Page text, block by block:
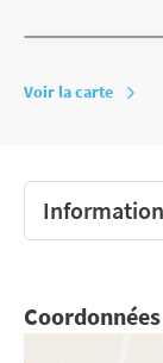
Voir la carte